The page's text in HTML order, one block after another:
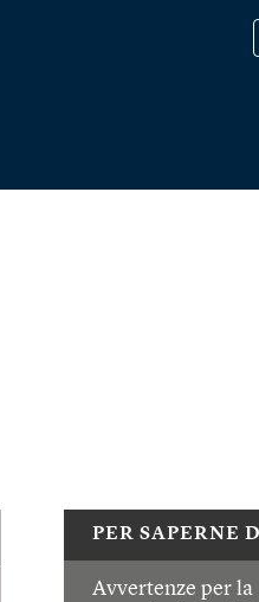
PER SAPERNE
Avvertenze per la